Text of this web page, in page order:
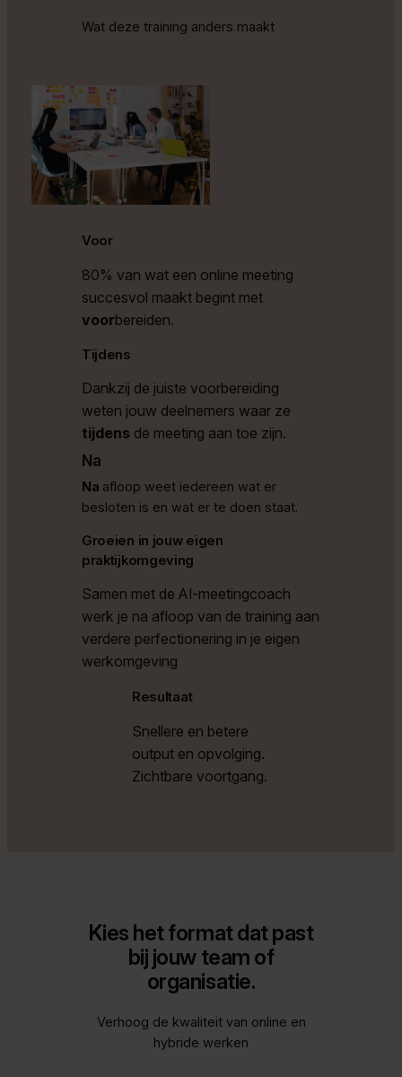
Wat deze training anders maakt
Voor
80% van wat een online meeting
succesvol maakt begint met
voorbereiden.
Tijdens
Dankzij de juiste voorbereiding
weten jouw deelnemers waar ze
tijdens de meeting aan toe zijn.
Na
Na afloop weet iedereen wat er
besloten is en wat er te doen staat.
Groeien in jouw eigen
praktijkomgeving
Samen met de AI-meetingcoach
werk je na afloop van de training aan
verdere perfectionering in je eigen
werkomgeving
Resultaat
Snellere en betere
output en opvolging.
Zichtbare voortgang.
Kies het format dat past
bij jouw team of
organisatie.
Verhoog de kwaliteit van online en
hybride werken